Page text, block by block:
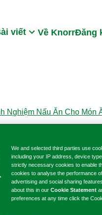
viết Về KnorrĐăng
Nghiệm Nấu Ăn Cho Món
We and selected third parties use
including your IP address, device
strictly necessary cookies to enable
cookies to analyse the performance
advertising and social sharing
about this in our Cookie Statement
preferences at any time click the